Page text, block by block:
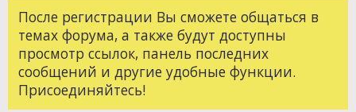
После регистрации Вы сможете общаться в
темах форума, а также будут доступны
просмотр ссылок, панель последних
сообщений и другие удобные функции.
Присоединяйтесь!